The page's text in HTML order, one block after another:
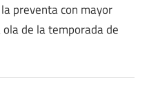
preventa con mayor
de la temporada de